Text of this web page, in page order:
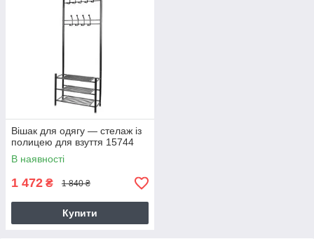
Вішак для одягу — стелаж із
полицею для взуття 15744
В наявності
1 472 ₴ 1 840 ₴
Купити